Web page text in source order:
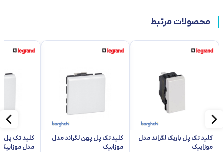
محصولات مرتبط
کلید تک پل باریک لگراند مدل
موزاییک
کلید تک پل پهن لگراند مدل
موزاییک
کلید تک پل
مدل موزاییک